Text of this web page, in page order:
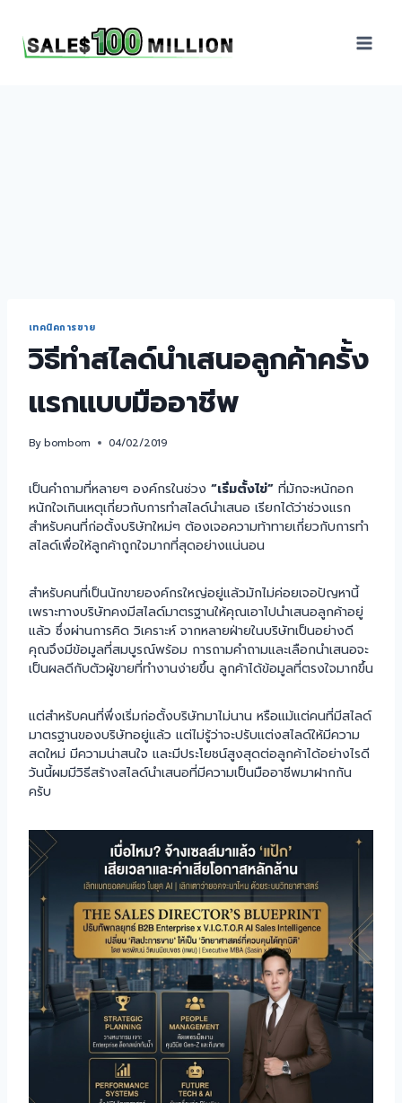
เทคนิคการขาย
วิธีทำสไลด์นำเสนอลูกค้าครั้ง
แรกแบบมืออาชีพ
Bybombom 04/02/2019
เป็นคำถามที่หลายๆ องค์กรในช่วง “เริ่มตั้งไข่” ที่มักจะหนักอก
หนักใจเกินเหตุเกี่ยวกับการทำสไลด์นำเสนอ เรียกได้ว่าช่วงแรก
สำหรับคนที่ก่อตั้งบริษัทใหม่ๆ ต้องเจอความท้าทายเกี่ยวกับการทำ
สไลด์เพื่อให้ลูกค้าถูกใจมากที่สุดอย่างแน่นอน
สำหรับคนที่เป็นนักขายองค์กรใหญ่อยู่แล้วมักไม่ค่อยเจอปัญหานี้
เพราะทางบริษัทคงมีสไลด์มาตรฐานให้คุณเอาไปนำเสนอลูกค้าอยู่
แล้ว ซึ่งผ่านการคิด วิเคราะห์ จากหลายฝ่ายในบริษัทเป็นอย่างดี
คุณจึงมีข้อมูลที่สมบูรณ์พร้อม การถามคำถามและเลือกนำเสนอจะ
เป็นผลดีกับตัวผู้ขายที่ทำงานง่ายขึ้น ลูกค้าได้ข้อมูลที่ตรงใจมากขึ้น
แต่สำหรับคนที่พึ่งเริ่มก่อตั้งบริษัทมาไม่นาน หรือแม้แต่คนที่มีสไลด์
มาตรฐานของบริษัทอยู่แล้ว แต่ไม่รู้ว่าจะปรับแต่งสไลด์ให้มีความ
สดใหม่ มีความน่าสนใจ และมีประโยชน์สูงสุดต่อลูกค้าได้อย่างไรดี
วันนี้ผมมีวิธีสร้างสไลด์นำเสนอที่มีความเป็นมืออาชีพมาฝากกัน
ครับ